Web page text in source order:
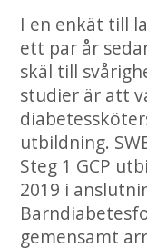
I en enkät till
ett par år
skäl till
studier är att
utbildning.
Steg 1 GCP
2019 i
gemensamt